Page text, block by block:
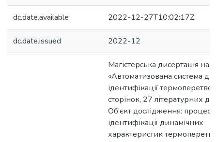
dc.date.available 2022-12-27T10:02:17Z
dc.date.issued 2022-12
Магістерська дисертація на
«Автоматизована система
ідентифікації
сторінок, 27 літературних
Об’єкт дослідження: процес
ідентифікації динамічних
характеристик